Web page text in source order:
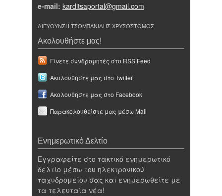
e-mail: karditsaportal@gmail.com
ΔΙΕΥΘΥΝΣΗ ΤΣΟΜΠΑΝΙΔΗΣ ΧΡΥΣΟΣΤΟΜΟΣ
Ακολουθήστε μας!
Γίνετε συνδρομητές στο RSS Feed
Ακολουθήστε μας στο Twitter
Ακολουθήστε μας στο Facebook
Παρακολουθείστε μας μέσω Mail
Ενημερωτικό Δελτίο
Εγγραφείτε στο τακτικό ενημερωτικό
δελτίο μέσω του ηλεκτρονικού
ταχυδρομείου σας και ενημερωθείτε με
τα τελευταία νέα!